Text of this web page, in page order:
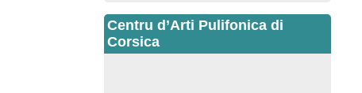
Centru d’Arti Pulifonica di
Corsica